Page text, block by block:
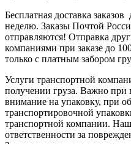
Бесплатная доставка
неделю. Заказы Почтой
отправляются! Отправка
компаниями при заказе до
только с платным забором
Услуги транспортной
получении груза. Важно при
внимание на упаковку, при
транспортировочной
транспортной компании.
ответственности за